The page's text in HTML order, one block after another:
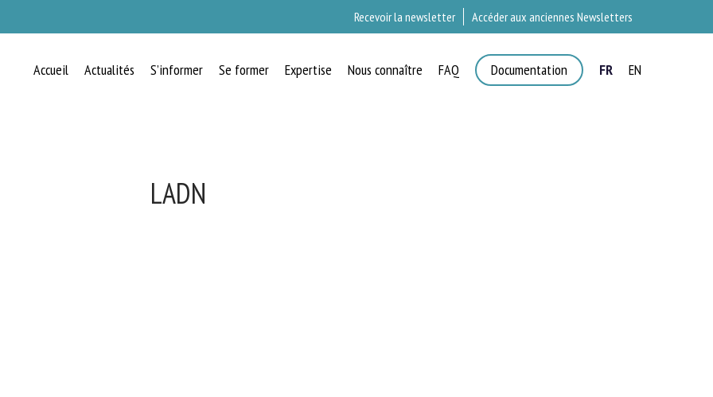
Recevoir la newsletter Accéder aux anciennes Newsletters
Accueil Actualités S’informer Se former Expertise Nous connaître FAQ Documentation FR EN
LADN